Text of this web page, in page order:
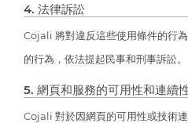
4. 法律訴訟
Cojali 將對違反這些使用條件的行
的行為，依法提起民事和刑事訴訟。
5. 網頁和服務的可用性和連續
Cojali 對於因網頁的可用性或技術